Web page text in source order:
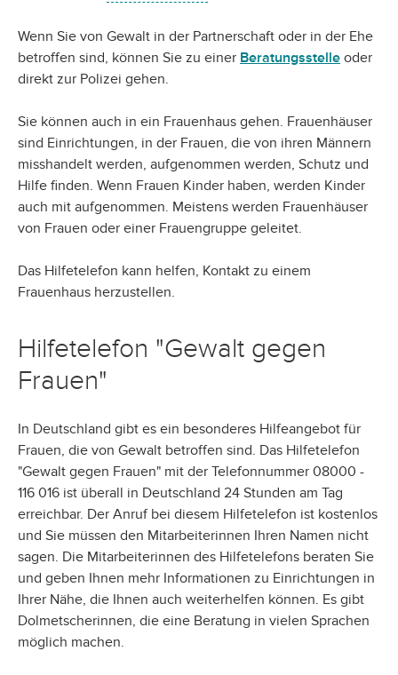
Wenn Sie von Gewalt in der Partnerschaft oder in der Ehe
betroffen sind, können Sie zu einer Beratungsstelle oder
direkt zur Polizei gehen.
Sie können auch in ein Frauenhaus gehen. Frauenhäuser
sind Einrichtungen, in der Frauen, die von ihren Männern
misshandelt werden, aufgenommen werden, Schutz und
Hilfe finden. Wenn Frauen Kinder haben, werden Kinder
auch mit aufgenommen. Meistens werden Frauenhäuser
von Frauen oder einer Frauengruppe geleitet.
Das Hilfetelefon kann helfen, Kontakt zu einem
Frauenhaus herzustellen.
Hilfetelefon "Gewalt gegen
Frauen"
In Deutschland gibt es ein besonderes Hilfeangebot für
Frauen, die von Gewalt betroffen sind. Das Hilfetelefon
"Gewalt gegen Frauen" mit der Telefonnummer 08000 -
116 016 ist überall in Deutschland 24 Stunden am Tag
erreichbar. Der Anruf bei diesem Hilfetelefon ist kostenlos
und Sie müssen den Mitarbeiterinnen Ihren Namen nicht
sagen. Die Mitarbeiterinnen des Hilfetelefons beraten Sie
und geben Ihnen mehr Informationen zu Einrichtungen in
Ihrer Nähe, die Ihnen auch weiterhelfen können. Es gibt
Dolmetscherinnen, die eine Beratung in vielen Sprachen
möglich machen.